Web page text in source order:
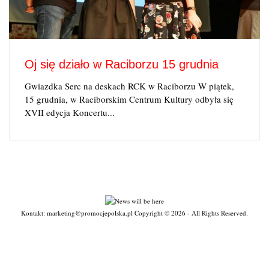
Oj się działo w Raciborzu 15 grudnia
Gwiazdka Serc na deskach RCK w Raciborzu W piątek,
15 grudnia, w Raciborskim Centrum Kultury odbyła się
XVII edycja Koncertu...
Kontakt: marketing@promocjepolska.pl Copyright © 2026 - All Rights Reserved.